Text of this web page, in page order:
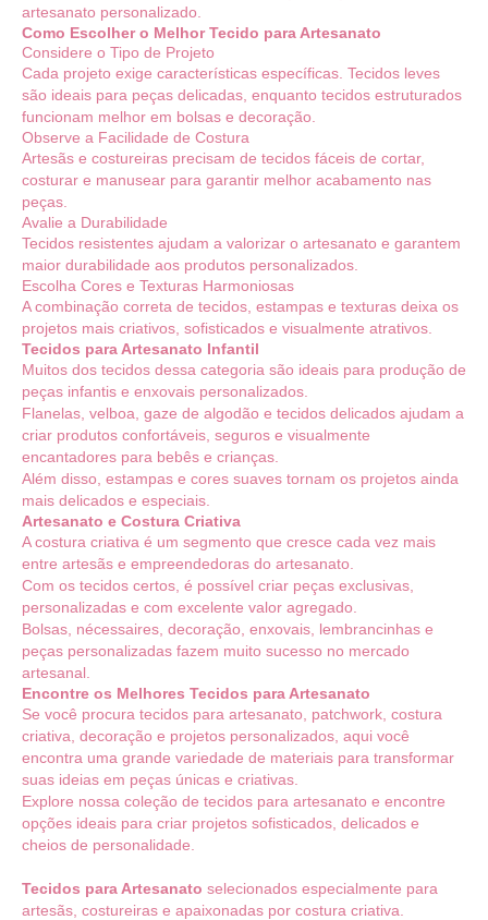
artesanato personalizado.
Como Escolher o Melhor Tecido para Artesanato
Considere o Tipo de Projeto
Cada projeto exige características específicas. Tecidos leves
são ideais para peças delicadas, enquanto tecidos estruturados
funcionam melhor em bolsas e decoração.
Observe a Facilidade de Costura
Artesãs e costureiras precisam de tecidos fáceis de cortar,
costurar e manusear para garantir melhor acabamento nas
peças.
Avalie a Durabilidade
Tecidos resistentes ajudam a valorizar o artesanato e garantem
maior durabilidade aos produtos personalizados.
Escolha Cores e Texturas Harmoniosas
A combinação correta de tecidos, estampas e texturas deixa os
projetos mais criativos, sofisticados e visualmente atrativos.
Tecidos para Artesanato Infantil
Muitos dos tecidos dessa categoria são ideais para produção de
peças infantis e enxovais personalizados.
Flanelas, velboa, gaze de algodão e tecidos delicados ajudam a
criar produtos confortáveis, seguros e visualmente
encantadores para bebês e crianças.
Além disso, estampas e cores suaves tornam os projetos ainda
mais delicados e especiais.
Artesanato e Costura Criativa
A costura criativa é um segmento que cresce cada vez mais
entre artesãs e empreendedoras do artesanato.
Com os tecidos certos, é possível criar peças exclusivas,
personalizadas e com excelente valor agregado.
Bolsas, nécessaires, decoração, enxovais, lembrancinhas e
peças personalizadas fazem muito sucesso no mercado
artesanal.
Encontre os Melhores Tecidos para Artesanato
Se você procura tecidos para artesanato, patchwork, costura
criativa, decoração e projetos personalizados, aqui você
encontra uma grande variedade de materiais para transformar
suas ideias em peças únicas e criativas.
Explore nossa coleção de tecidos para artesanato e encontre
opções ideais para criar projetos sofisticados, delicados e
cheios de personalidade.
Tecidos para Artesanato selecionados especialmente para
artesãs, costureiras e apaixonadas por costura criativa.